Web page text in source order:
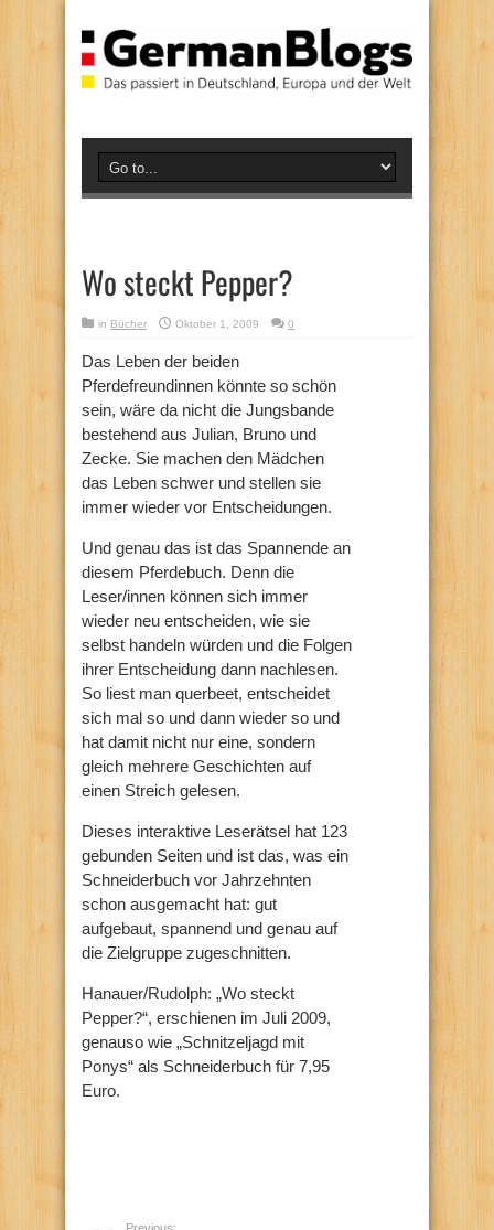
Wo steckt Pepper?
in Bücher Oktober 1, 2009 0
Das Leben der beiden
Pferdefreundinnen könnte so schön
sein, wäre da nicht die Jungsbande
bestehend aus Julian, Bruno und
Zecke. Sie machen den Mädchen
das Leben schwer und stellen sie
immer wieder vor Entscheidungen.
Und genau das ist das Spannende an
diesem Pferdebuch. Denn die
Leser/innen können sich immer
wieder neu entscheiden, wie sie
selbst handeln würden und die Folgen
ihrer Entscheidung dann nachlesen.
So liest man querbeet, entscheidet
sich mal so und dann wieder so und
hat damit nicht nur eine, sondern
gleich mehrere Geschichten auf
einen Streich gelesen.
Dieses interaktive Leserätsel hat 123
gebunden Seiten und ist das, was ein
Schneiderbuch vor Jahrzehnten
schon ausgemacht hat: gut
aufgebaut, spannend und genau auf
die Zielgruppe zugeschnitten.
Hanauer/Rudolph: „Wo steckt
Pepper?“, erschienen im Juli 2009,
genauso wie „Schnitzeljagd mit
Ponys“ als Schneiderbuch für 7,95
Euro.
Previous: